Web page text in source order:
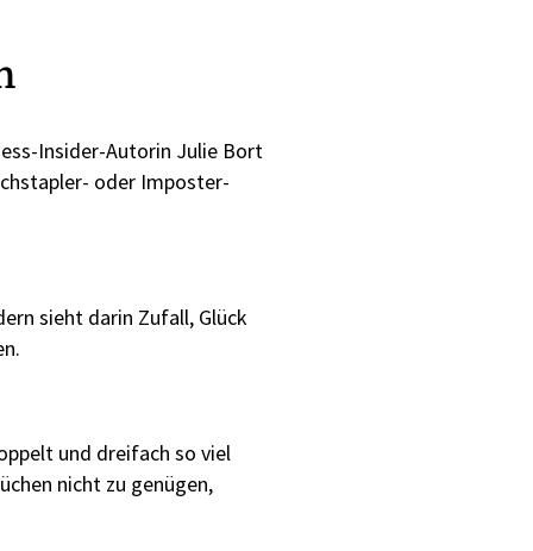
Insider-Autorin Julie Bort
oder Imposter-
sieht darin Zufall, Glück
und dreifach so viel
nicht zu genügen,